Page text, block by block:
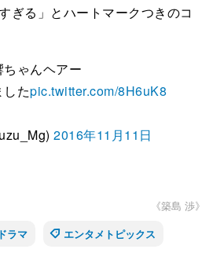
ぎる」とハートマークつきのコ
ゃんヘアー
たpic.twitter.com/8H6uK8
2016年11月11日
《築島 渉》
ラマ エンタメトピックス